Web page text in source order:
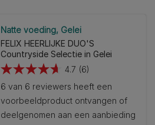
Natte voeding Gelei
FELIX HEERLIJKE DUO'S
Countryside Selectie in Gelei
4.7 (6)
4.7
van
de
5
6 van 6 reviewers heeft een
voorbeeldproduct ontvangen of
deelgenomen aan een aanbieding